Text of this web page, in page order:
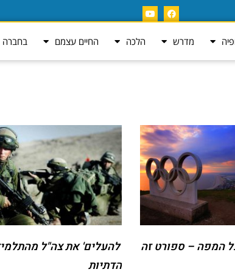
מדרש הלכה החיים עצמם בחברה
המפה – ספורט זה
'להעלים' את צה"ל
הדתיות